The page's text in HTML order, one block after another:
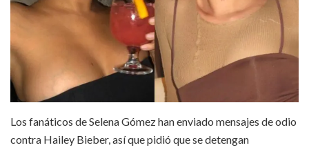
Los fanáticos de Selena Gómez han enviado mensajes de odio
contra Hailey Bieber, así que pidió que se detengan